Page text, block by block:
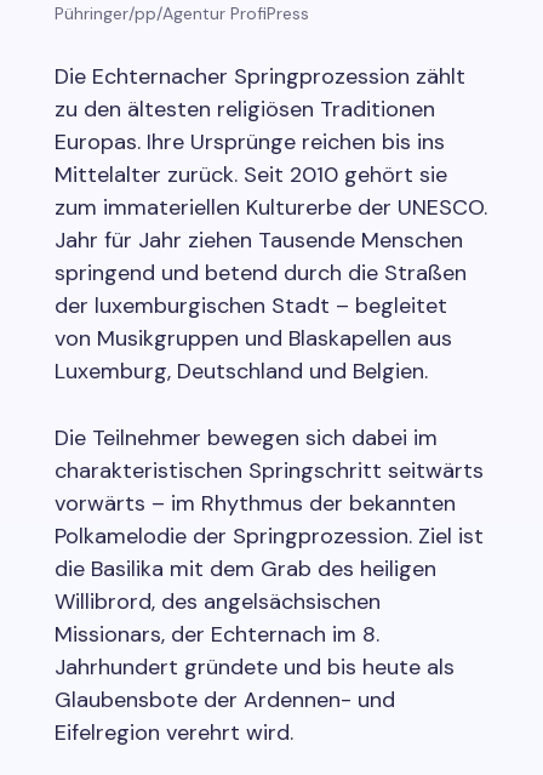
Pühringer/pp/Agentur ProfiPress
Die Echternacher Springprozession zählt
zu den ältesten religiösen Traditionen
Europas. Ihre Ursprünge reichen bis ins
Mittelalter zurück. Seit 2010 gehört sie
zum immateriellen Kulturerbe der UNESCO.
Jahr für Jahr ziehen Tausende Menschen
springend und betend durch die Straßen
der luxemburgischen Stadt – begleitet
von Musikgruppen und Blaskapellen aus
Luxemburg, Deutschland und Belgien.
Die Teilnehmer bewegen sich dabei im
charakteristischen Springschritt seitwärts
vorwärts – im Rhythmus der bekannten
Polkamelodie der Springprozession. Ziel ist
die Basilika mit dem Grab des heiligen
Willibrord, des angelsächsischen
Missionars, der Echternach im 8.
Jahrhundert gründete und bis heute als
Glaubensbote der Ardennen- und
Eifelregion verehrt wird.